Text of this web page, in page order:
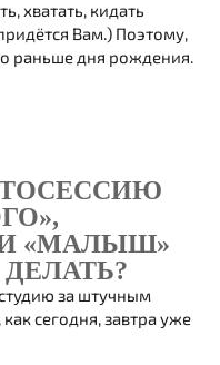
хватать, кидать
Вам.) Поэтому,
раньше дня рождения.
«МАЛЫШ»
за штучным
сегодня, завтра уже